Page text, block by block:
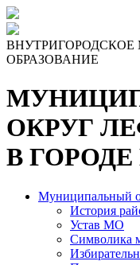
ОБРАЗОВАНИЕ
ОКРУГ
В
Муниципальный
История
Устав МО
Символика